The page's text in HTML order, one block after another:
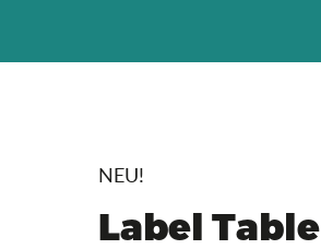
NEU!
Label Table